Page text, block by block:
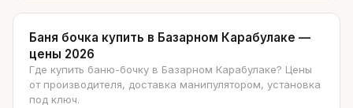
Баня бочка купить в Базарном Карабулаке —
цены 2026
Где купить баню-бочку в Базарном Карабулаке? Цены
от производителя, доставка манипулятором, установка
под ключ.